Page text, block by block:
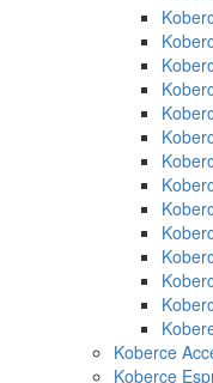
Koberce
Koberce